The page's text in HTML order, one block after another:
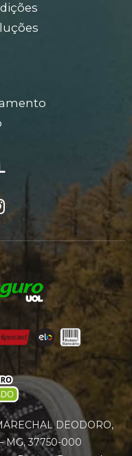
DEODORO,
MG, 37750-000